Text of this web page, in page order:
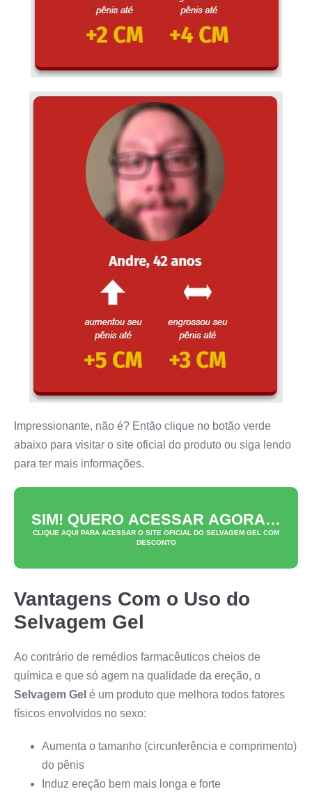
Impressionante, não é? Então clique no botão verde
abaixo para visitar o site oficial do produto ou siga lendo
para ter mais informações.
SIM! QUERO ACESSAR AGORA…
CLIQUE AQUI PARA ACESSAR O SITE OFICIAL DO SELVAGEM GEL COM
DESCONTO
Vantagens Com o Uso do
Selvagem Gel
Ao contrário de remédios farmacêuticos cheios de
química e que só agem na qualidade da ereção, o
Selvagem Gel é um produto que melhora todos fatores
físicos envolvidos no sexo:
Aumenta o tamanho (circunferência e comprimento)
do pênis
Induz ereção bem mais longa e forte